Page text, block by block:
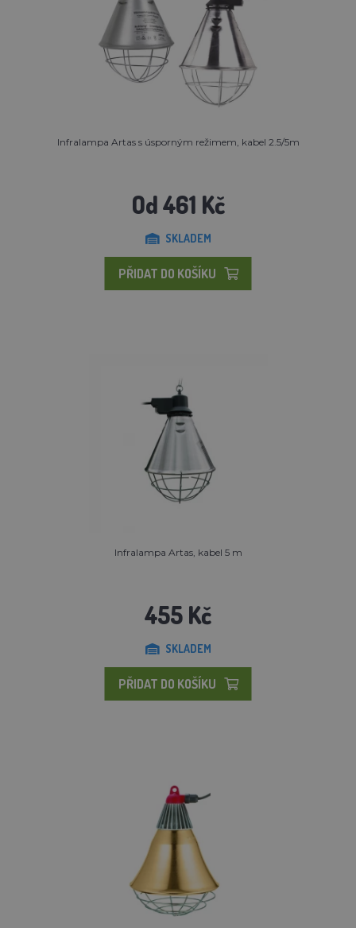
Infralampa Artas s úsporným režimem, kabel 2.5/5m
Od 461 Kč
SKLADEM
PŘIDAT DO KOŠÍKU
Infralampa Artas, kabel 5 m
455 Kč
SKLADEM
PŘIDAT DO KOŠÍKU